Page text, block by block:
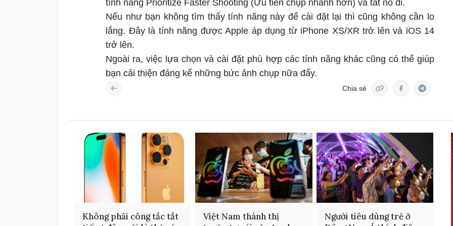
tính năng Prioritize Faster Shooting (Ưu tiên chụp nhanh hơn) và tắt nó đi.
Nếu như bạn không tìm thấy tính năng này để cài đặt lại thì cũng không cần lo
lắng. Đây là tính năng được Apple áp dụng từ iPhone XS/XR trở lên và iOS 14
trở lên.
Ngoài ra, việc lựa chọn và cài đặt phù hợp các tính năng khác cũng có thể giúp
bạn cải thiện đáng kể những bức ảnh chụp nữa đấy.
Chia sẻ
Không phải công tắc tắt
Việt Nam thành thị
Người tiêu dùng trẻ ở